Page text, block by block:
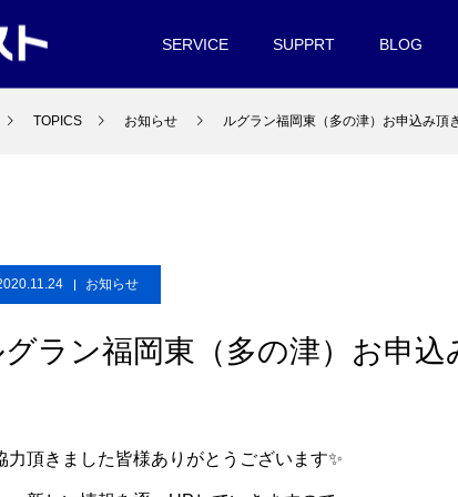
SERVICE SUPPRT BLOG
TOPICS お知らせ ルグラン福岡東（多の津）お申込み頂
お知らせ
グラン福岡東（多の津）お申込
力頂きました皆様ありがとうございます✨